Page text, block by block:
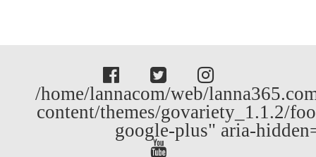
/home/lannacom/web/
content/themes/govariety_1.1.2/
google-plus" aria-